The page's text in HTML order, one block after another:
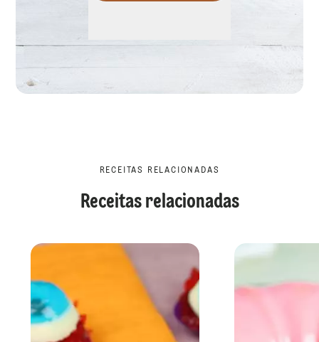
RECEITAS RELACIONADAS
Receitas relacionadas